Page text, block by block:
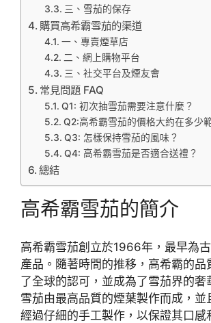
三、雪茄的保存
購買高希霸雪茄的渠道
一、專賣煙草店
二、網上購物平台
三、社交平台及煙友會
常見問題 FAQ
Q1: 初次抽雪茄需要注意什麼？
Q2:高希霸雪茄的價格大約在多少
Q3: 怎樣保持雪茄的風味？
Q4: 高希霸雪茄是否適合送禮？
總結
高希霸雪茄的簡介
高希霸雪茄創立於1966年，最早為
產品。隨著時間的推移，高希霸的品
了全球的認可，並成為了雪茄界的奢
雪茄由最高品質的煙葉製作而成，並
經過仔細的手工製作，以保證其口感